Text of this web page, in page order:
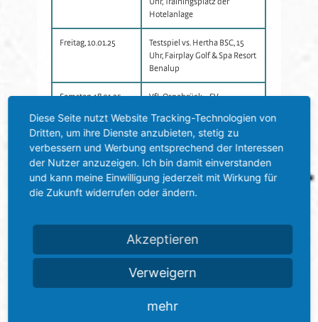
Hotelanlage
Freitag, 10.01.25
Testspiel vs. Hertha BSC, 15
Uhr, Fairplay Golf & Spa Resort
Benalup
Samstag, 18.01.25
VfL Osnabrück – SV
20. Spieltag)
Spieltage 22-26 zeitgenau ange ...“
Zurück
Diese Seite nutzt Website Tracking-Technologien von
Dritten, um ihre Dienste anzubieten, stetig zu
verbessern und Werbung entsprechend der Interessen
der Nutzer anzuzeigen. Ich bin damit einverstanden
und kann meine Einwilligung jederzeit mit Wirkung für
die Zukunft widerrufen oder ändern.
Akzeptieren
Verweigern
mehr